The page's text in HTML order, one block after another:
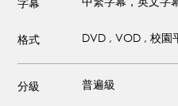
格式 DVD , VOD , 校園
分級 普遍級